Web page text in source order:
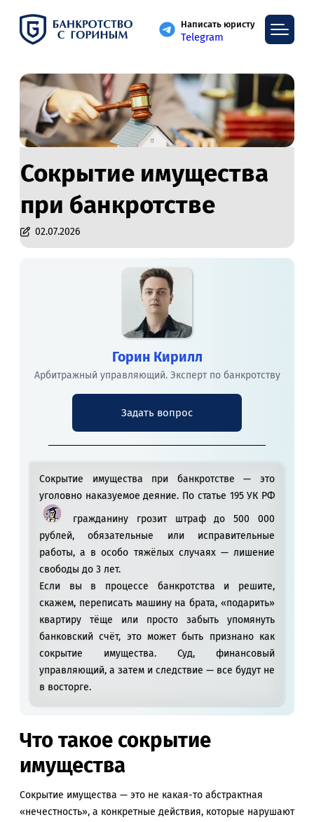
Написать юристу
Telegram
Сокрытие имущества
при банкротстве
02.07.2026
Горин Кирилл
Арбитражный управляющий. Эксперт по банкротству
Задать вопрос
Сокрытие имущества при банкротстве — это
уголовно наказуемое деяние. По статье 195 УК РФ
гражданину грозит штраф до 500 000
рублей, обязательные или исправительные
работы, а в особо тяжёлых случаях — лишение
свободы до 3 лет.
Если вы в процессе банкротства и решите,
скажем, переписать машину на брата, «подарить»
квартиру тёще или просто забыть упомянуть
банковский счёт, это может быть признано как
сокрытие имущества. Суд, финансовый
управляющий, а затем и следствие — все будут не
в восторге.
Что такое сокрытие
имущества
Сокрытие имущества — это не какая-то абстрактная
«нечестность», а конкретные действия, которые нарушают